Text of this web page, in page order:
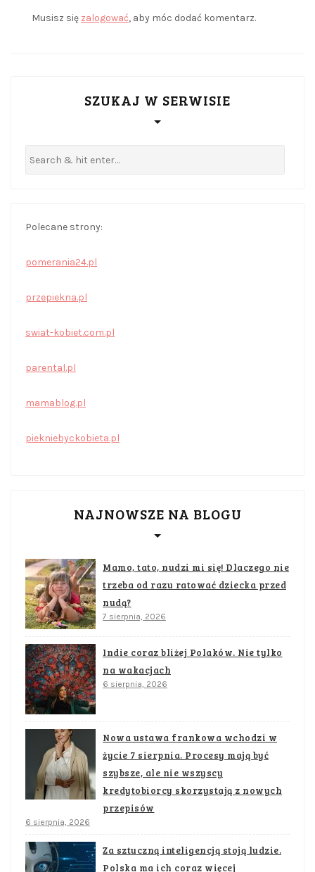
Musisz się zalogować, aby móc dodać komentarz.
SZUKAJ W SERWISIE
Polecane strony:
pomerania24.pl
przepiekna.pl
swiat-kobiet.com.pl
parental.pl
mamablog.pl
piekniebyckobieta.pl
NAJNOWSZE NA BLOGU
Mamo, tato, nudzi mi się! Dlaczego nie
trzeba od razu ratować dziecka przed
nudą?
7 sierpnia, 2026
Indie coraz bliżej Polaków. Nie tylko
na wakacjach
6 sierpnia, 2026
Nowa ustawa frankowa wchodzi w
życie 7 sierpnia. Procesy mają być
szybsze, ale nie wszyscy
kredytobiorcy skorzystają z nowych
przepisów
6 sierpnia, 2026
Za sztuczną inteligencją stoją ludzie.
Polska ma ich coraz więcej